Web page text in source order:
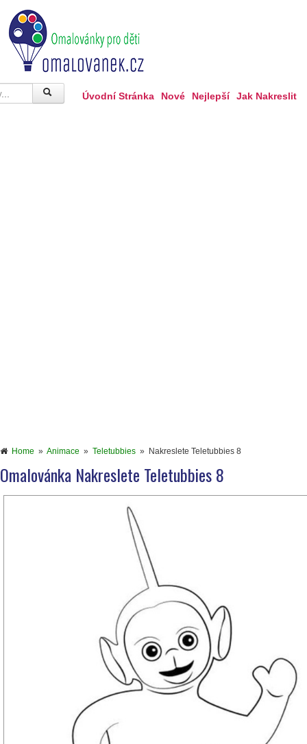
Úvodní Stránka Nové Nejlepší Jak Nakreslit
Home » Animace » Teletubbies » Nakreslete Teletubbies 8
Omalovánka Nakreslete Teletubbies 8